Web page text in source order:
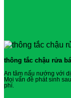
thông tắc chậu rửa
An tâm nấu nướng với
Mọi vấn đề phát sinh
phí.